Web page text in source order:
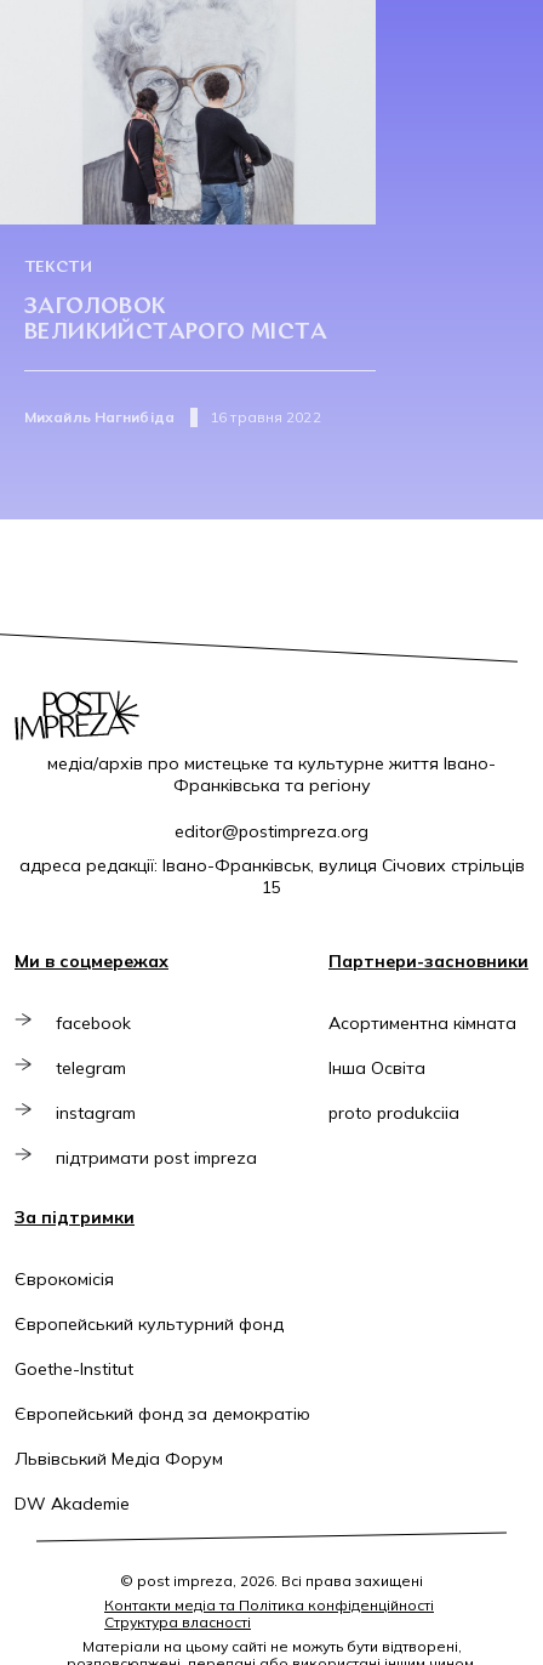
ТЕКСТИ
ЗАГОЛОВОК
ВЕЛИКИЙСТАРОГО МІСТА
Михайль Нагнибіда 16 травня 2022
медіа/архів про мистецьке та культурне життя Івано-
Франківська та регіону
editor@postimpreza.org
адреса редакції: Івано-Франківськ, вулиця Січових стрільців
15
Ми в соцмережах
facebook
telegram
instagram
підтримати post impreza
Партнери-засновники
Асортиментна кімната
Інша Освіта
proto produkciia
За підтримки
Єврокомісія
Європейський культурний фонд
Goethe-Institut
Європейський фонд за демократію
Львівський Медіа Форум
DW Akademie
© post impreza, 2026. Всі права захищені
Контакти медіа та Політика конфіденційності
Структура власності
Матеріали на цьому сайті не можуть бути відтворені,